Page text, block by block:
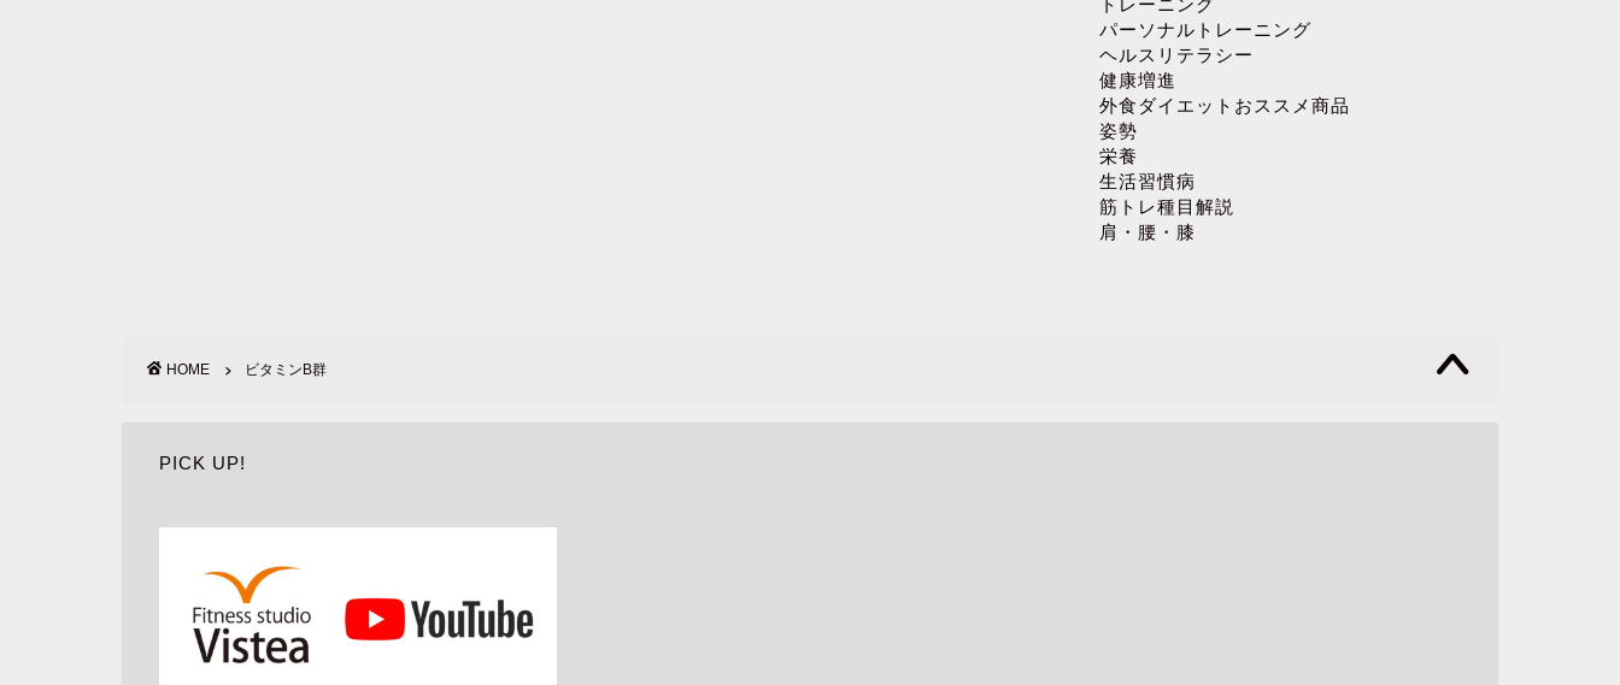
トレーニング
パーソナルトレーニング
ヘルスリテラシー
健康増進
外食ダイエットおススメ商品
姿勢
栄養
生活習慣病
筋トレ種目解説
肩・腰・膝
HOME ビタミンB群
PICK UP!